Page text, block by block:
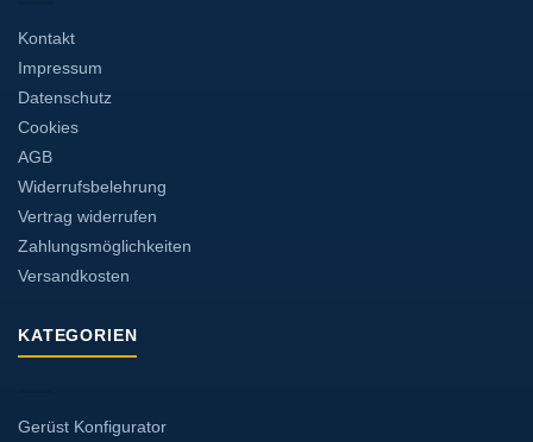
Kontakt
Impressum
Datenschutz
Cookies
AGB
Widerrufsbelehrung
Vertrag widerrufen
Zahlungsmöglichkeiten
Versandkosten
KATEGORIEN
Gerüst Konfigurator